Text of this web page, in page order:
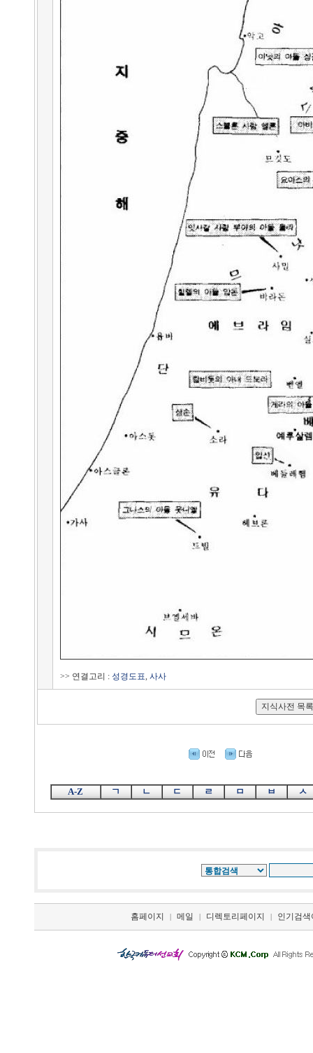
>> 연결고리 : 성경도표, 사사
A-Z ㄱ ㄴ ㄷ ㄹ ㅁ ㅂ ㅅ
홈페이지 | 메일 | 디렉토리페이지 | 인기검색